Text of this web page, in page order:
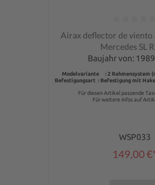
Calificación promedio de 0
Airax deflector de viento
Mercedes SL
Baujahr von:
Modelvariante : 2 Rahmensystem
Befestigungsart : Befestigung mit
Für diesen Artikel passende
Für weitere Infos auf
WSP033
149,00